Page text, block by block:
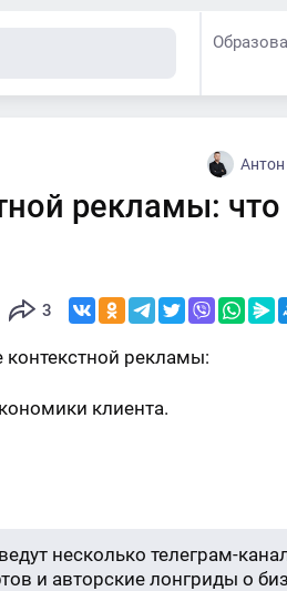
Антон
рекламы: что
3
контекстной рекламы:
клиента.
несколько телеграм-
и авторские лонгриды о